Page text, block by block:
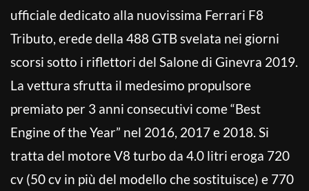
ufficiale dedicato alla nuovissima Ferrari F8
Tributo, erede della 488 GTB svelata nei giorni
scorsi sotto i riflettori del Salone di Ginevra 2019.
La vettura sfrutta il medesimo propulsore
premiato per 3 anni consecutivi come “Best
Engine of the Year” nel 2016, 2017 e 2018. Si
tratta del motore V8 turbo da 4.0 litri eroga 720
cv (50 cv in più del modello che sostituisce) e 770